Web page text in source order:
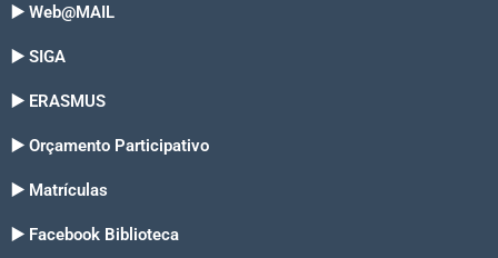
▶️ Web@MAIL
▶️ SIGA
▶️ ERASMUS
▶️ Orçamento Participativo
▶️ Matrículas
▶️ Facebook Biblioteca